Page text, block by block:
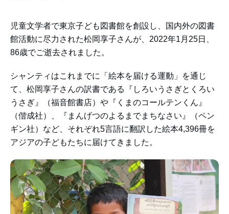
児童文学者で東京子ども図書館を創設し、国内外の図書
館活動に尽力された松岡享子さんが、2022年1月25日、
86歳でご逝去されました。
シャンティはこれまでに「絵本を届ける運動」を通じ
て、松岡享子さんの訳書である『しろいうさぎとくろい
うさぎ』（福音館書店）や『くまのコールテンくん』
（偕成社）、『まんげつのよるまでまちなさい』（ペン
ギン社）など、それぞれ5言語に翻訳した絵本4,396冊を
アジアの子どもたちに届けてきました。